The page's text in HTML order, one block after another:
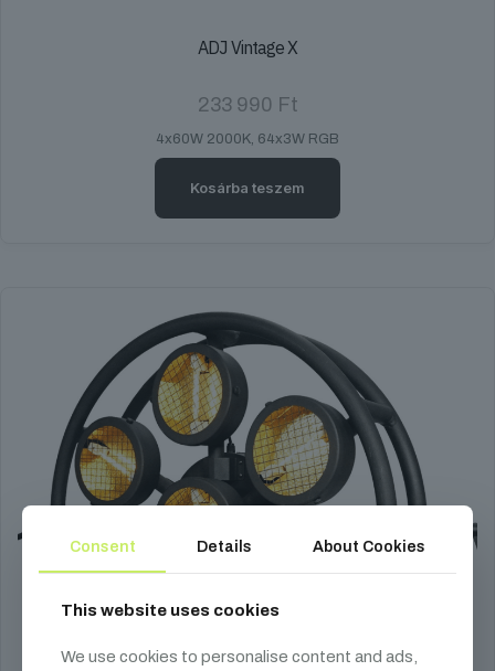
ADJ Vintage X
233 990 Ft
4x60W 2000K, 64x3W RGB
Kosárba teszem
Consent Details About Cookies
This website uses cookies
We use cookies to personalise content and ads,